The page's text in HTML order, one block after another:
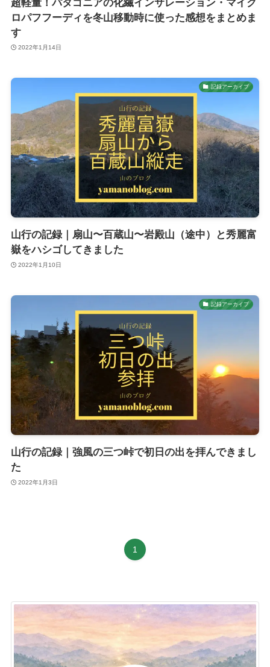
超軽量！パタゴニアの化繊インサレーション・マイク
ロパフフーディを冬山移動時に使った感想をまとめま
す
2022年1月14日
記録アーカイブ
山行の記録｜扇山〜百蔵山〜岩殿山（途中）と秀麗富
嶽をハシゴしてきました
2022年1月10日
記録アーカイブ
山行の記録｜強風の三つ峠で初日の出を拝んできまし
た
2022年1月3日
1